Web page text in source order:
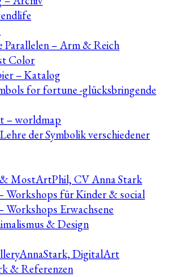
Parallelen – Arm & Reich
Color
– Katalog
for fortune -glücksbringende
– worldmap
der Symbolik verschiedener
& MostArtPhil, CV Anna Stark
Workshops für Kinder & social
Erwachsene
& Design
DigitalArt
& Referenzen